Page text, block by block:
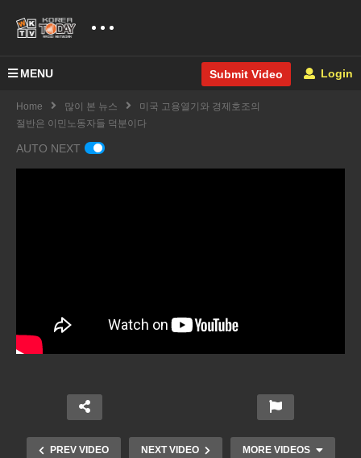
MENU Submit Video Login
Home 많이 본 뉴스
미국 고용열기와 경제호조의
절반은 이민노동자들 덕분이다
AUTO NEXT
PREV VIDEO NEXT VIDEO MORE VIDEOS